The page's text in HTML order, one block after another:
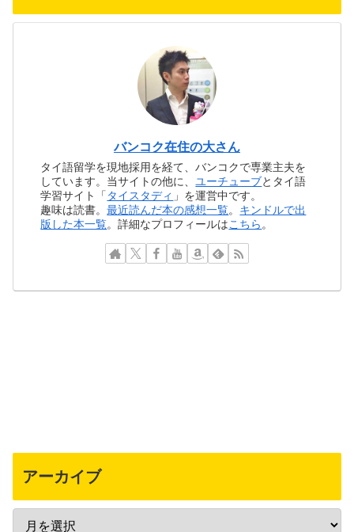
バンコク在住の大さん
タイ語留学を現地採用を経て、バンコクで専業主夫を
しています。当サイトの他に、ユーチューブとタイ語
学習サイト「 タイスタディ 」を運営中です。
趣味は読書。最近読んだ本の感想一覧。 キンドルで出
版した本一覧。詳細なプロフィールはこちら。
アーカイブ